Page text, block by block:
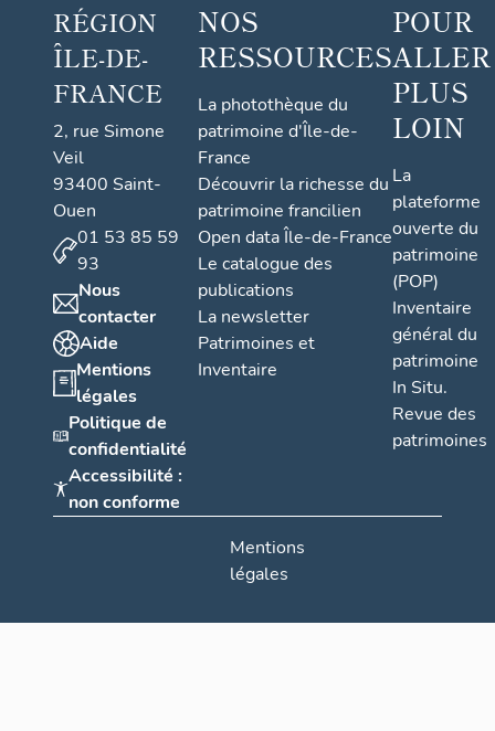
RÉGION
ÎLE-DE-
FRANCE
2, rue Simone
Veil
93400 Saint-
Ouen
01 53 85 59
93
Nous
contacter
Aide
Mentions
légales
Politique de
confidentialité
Accessibilité :
non conforme
NOS
RESSOURCES
La photothèque du
patrimoine d'Île-de-
France
Découvrir la richesse du
patrimoine francilien
Open data Île-de-France
Le catalogue des
publications
La newsletter
Patrimoines et
Inventaire
POUR
ALLER
PLUS
LOIN
La
plateforme
ouverte du
patrimoine
(POP)
Inventaire
général du
patrimoine
In Situ.
Revue des
patrimoines
Mentions
légales